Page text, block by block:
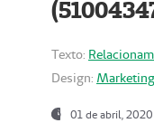
Texto:
Design: Marketing
01 de abril, 2020